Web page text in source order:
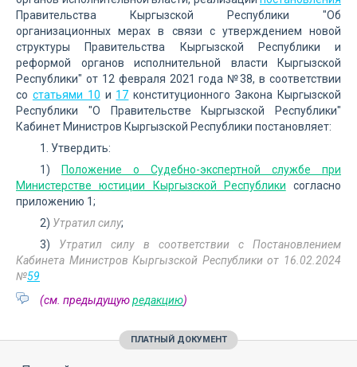
Правительства Кыргызской Республики "Об
организационных мерах в связи с утверждением новой
структуры Правительства Кыргызской Республики и
реформой органов исполнительной власти Кыргызской
Республики" от 12 февраля 2021 года №38, в соответствии
со статьями 10 и 17 конституционного Закона Кыргызской
Республики "О Правительстве Кыргызской Республики"
Кабинет Министров Кыргызской Республики постановляет:
1. Утвердить:
1)
Положение о Судебно-экспертной службе при
Министерстве юстиции Кыргызской Республики согласно
приложению 1;
2) Утратил силу;
3) Утратил силу в соответствии с Постановлением
Кабинета Министров Кыргызской Республики от 16.02.2024
№59
(см. предыдущуюредакцию)
ПЛАТНЫЙ ДОКУМЕНТ